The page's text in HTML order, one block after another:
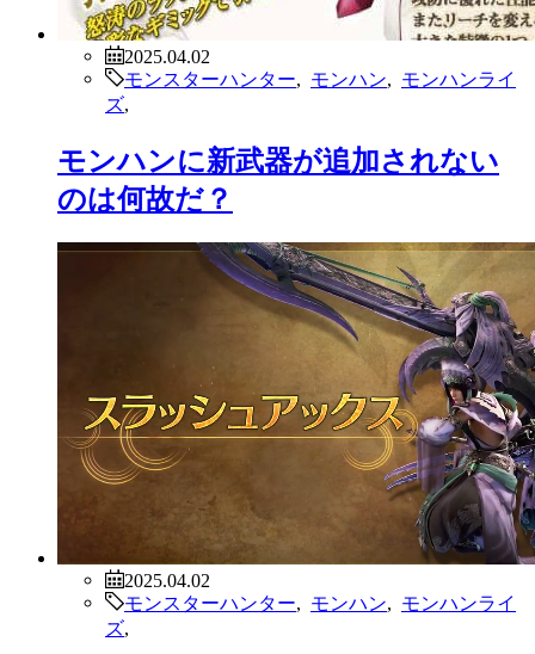
2025.04.02
モンスターハンター
モンハン
モンハンライ
ズ
モンハンに新武器が追加されない
のは何故だ？
2025.04.02
モンスターハンター
モンハン
モンハンライ
ズ